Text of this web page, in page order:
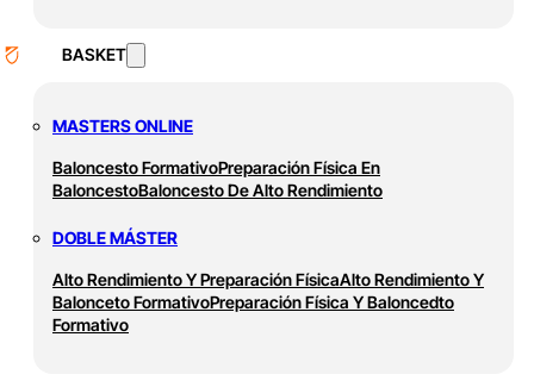
BASKET
MASTERS ONLINE
Baloncesto FormativoPreparación Física En
BaloncestoBaloncesto De Alto Rendimiento
DOBLE MÁSTER
Alto Rendimiento Y Preparación FísicaAlto Rendimiento Y
Balonceto FormativoPreparación Física Y Baloncedto
Formativo